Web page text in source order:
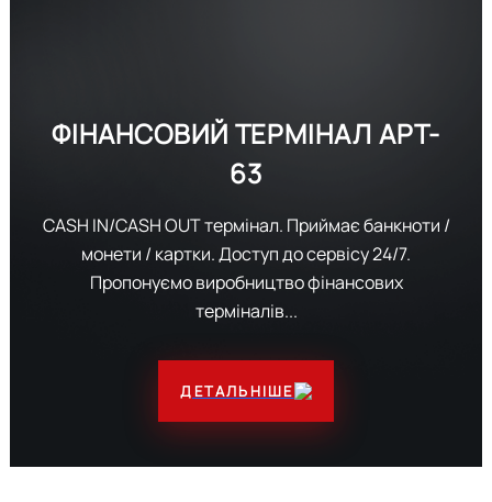
ФІНАНСОВИЙ ТЕРМІНАЛAPT-
63
CASH IN/CASH OUT термінал. Приймає банкноти /
монети / картки. Доступ до сервісу 24/7.
Пропонуємо виробництво фінансових
терміналів...
ДЕТАЛЬНІШЕ